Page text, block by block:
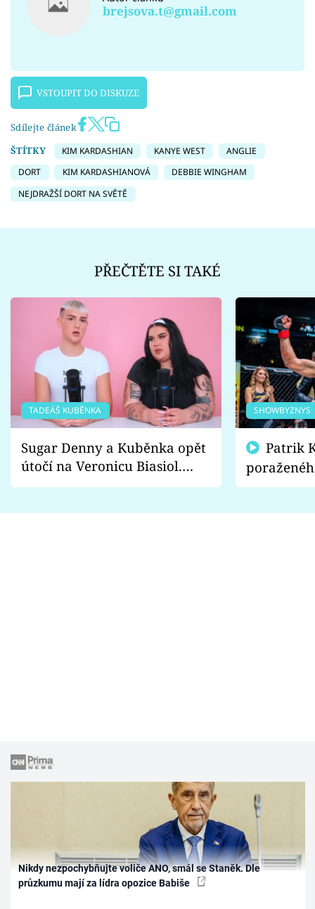
brejsova.t@gmail.com
VSTOUPIT DO DISKUZE
Sdílejte článek
ŠTÍTKY
KIM KARDASHIAN KANYE WEST
ANGLIE
DORT
KIM KARDASHIANOVÁ
DEBBIE WINGHAM
NEJDRAŽŠÍ DORT NA SVĚTĚ
PŘEČTĚTE SI TAKÉ
TADEÁŠ KUBĚNKA
Sugar Denny a Kuběnka opět
útočí na Veronicu Biasiol.
Proč je podle nich falešná a
SHOWBYZNYS
fanoušci
Nikdy nezpochybňujte voliče ANO, smál se Staněk. Dle
průzkumu mají za lídra opozice Babiše